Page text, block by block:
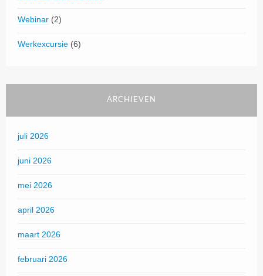
Webinar (2)
Werkexcursie (6)
ARCHIEVEN
juli 2026
juni 2026
mei 2026
april 2026
maart 2026
februari 2026